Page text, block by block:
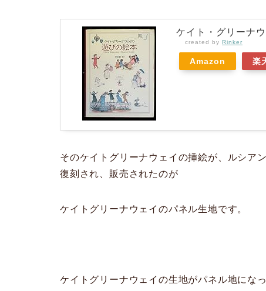
ケイト・グリーナ
created by Rinker
Amazon 楽
そのケイトグリーナウェイの挿絵が、ルシア
復刻され、販売されたのが
ケイトグリーナウェイのパネル生地です。
ケイトグリーナウェイの生地がパネル地にな